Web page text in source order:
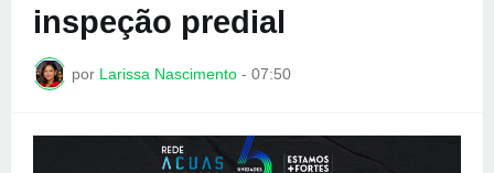
inspeção predial
por Larissa Nascimento - 07:50